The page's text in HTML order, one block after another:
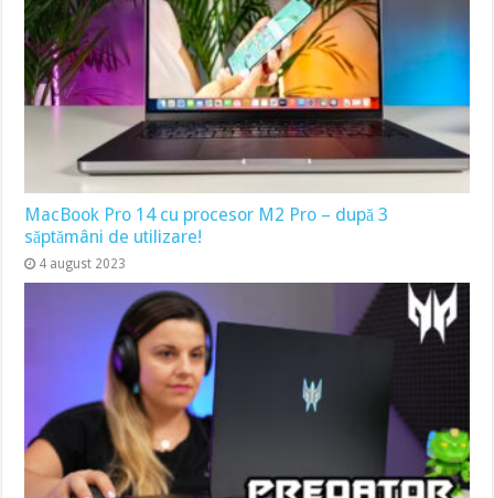
MacBook Pro 14 cu procesor M2 Pro – după 3
săptămâni de utilizare!
4 august 2023